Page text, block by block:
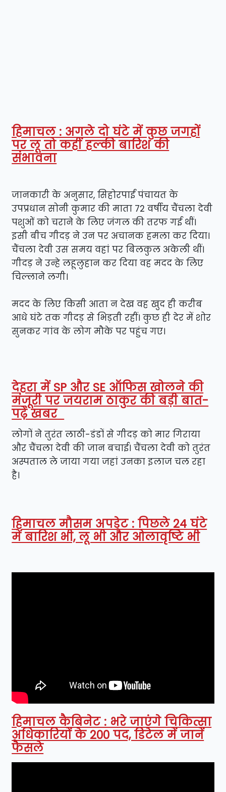
हिमाचल : अगले दो घंटे में कुछ जगहों
पर लू तो कहीं हल्की बारिश की
संभावना
जानकारी के अनुसार, सिहोरपाईं पंचायत के
उपप्रधान सोनी कुमार की माता 72 वर्षीय चैंचला देवी
पशुओं को चराने के लिए जंगल की तरफ गई थीं।
इसी बीच गीदड़ ने उन पर अचानक हमला कर दिया।
चैंचला देवी उस समय वहां पर बिलकुल अकेली थीं।
गीदड़ ने उन्हे लहूलुहान कर दिया वह मदद के लिए
चिल्लाने लगी।
मदद के लिए किसी आता न देख वह खुद ही करीब
आधे घंटे तक गीदड़ से भिड़ती रहीं। कुछ ही देर में शोर
सुनकर गांव के लोग मौके पर पहुंच गए।
देहरा में SP और SE ऑफिस खोलने की
मंजूरी पर जयराम ठाकुर की बड़ी बात-
पढ़ें खबर
लोगों ने तुरंत लाठी-डंडों से गीदड़ को मार गिराया
और चैंचला देवी की जान बचाई। चैंचला देवी को तुरंत
अस्पताल ले जाया गया जहां उनका इलाज चल रहा
है।
हिमाचल मौसम अपडेट : पिछले 24 घंटे
में बारिश भी, लू भी और ओलावृष्टि भी
हिमाचल कैबिनेट : भरे जाएंगे चिकित्सा
अधिकारियों के 200 पद, डिटेल में जानें
फैसले